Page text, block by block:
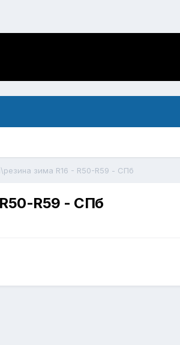
зима R16 - R50-R59 - СПб
R59 - СПб